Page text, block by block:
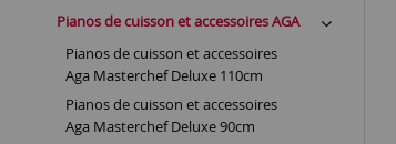
Pianos de cuisson et accessoires AGA
Pianos de cuisson et accessoires
Aga Masterchef Deluxe 110cm
Pianos de cuisson et accessoires
Aga Masterchef Deluxe 90cm